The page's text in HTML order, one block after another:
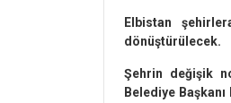
Elbistan
dönüştürülecek.
Şehrin değişik
Belediye